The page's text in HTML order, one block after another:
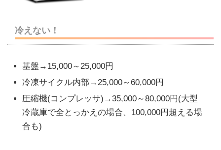
冷えない！
基盤→15,000～25,000円
冷凍サイクル内部→25,000～60,000円
圧縮機(コンプレッサ)→35,000～80,000円(大型
冷蔵庫で全とっかえの場合、100,000円超える場
合も)